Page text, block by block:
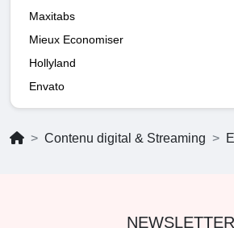
Maxitabs
Mieux Economiser
Hollyland
Envato
Contenu digital & Streaming
NEWSLETTER